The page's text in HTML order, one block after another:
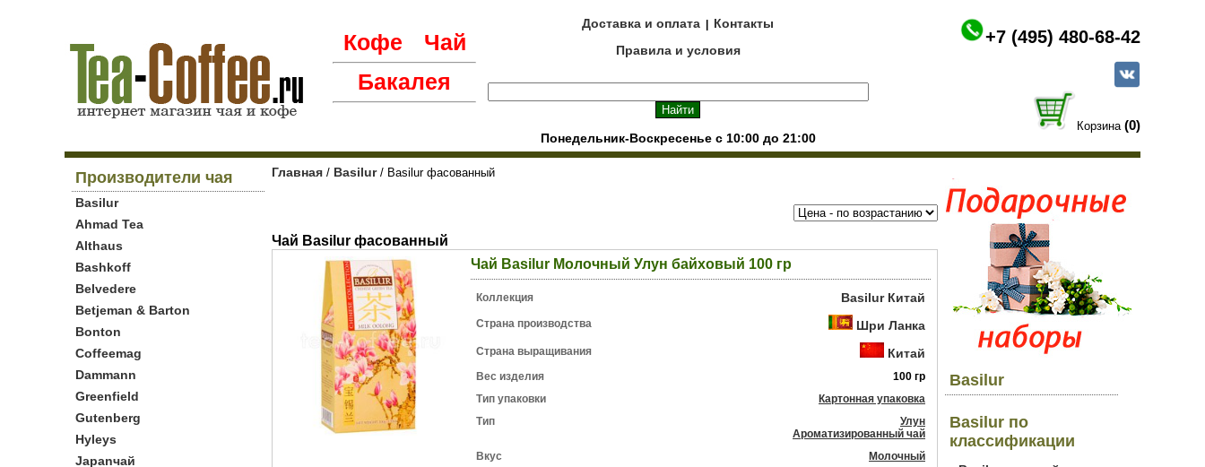
Кофе
Чай
Бакалея
Доставка и оплата
Контакты
Правила и условия
Понедельник-Воскресенье с 10:00 до 21:00
+7 (495) 480-68-42
Корзина (0)
Производители чая
Basilur
Ahmad Tea
Althaus
Bashkoff
Belvedere
Betjeman & Barton
Bonton
Coffeemag
Dammann
Greenfield
Gutenberg
Hyleys
Japanчай
Главная / Basilur/ Basilur фасованный
Чай Basilur фасованный
Чай Basilur Молочный Улун байховый 100 гр
Коллекция Basilur Китай
Страна производства Шри Ланка
Страна выращивания Китай
Вес изделия
100 гр
Тип упаковки
Картонная упаковка
Тип
Улун
Ароматизированный чай
Вкус
Молочный
Basilur
Basilur по
классификации